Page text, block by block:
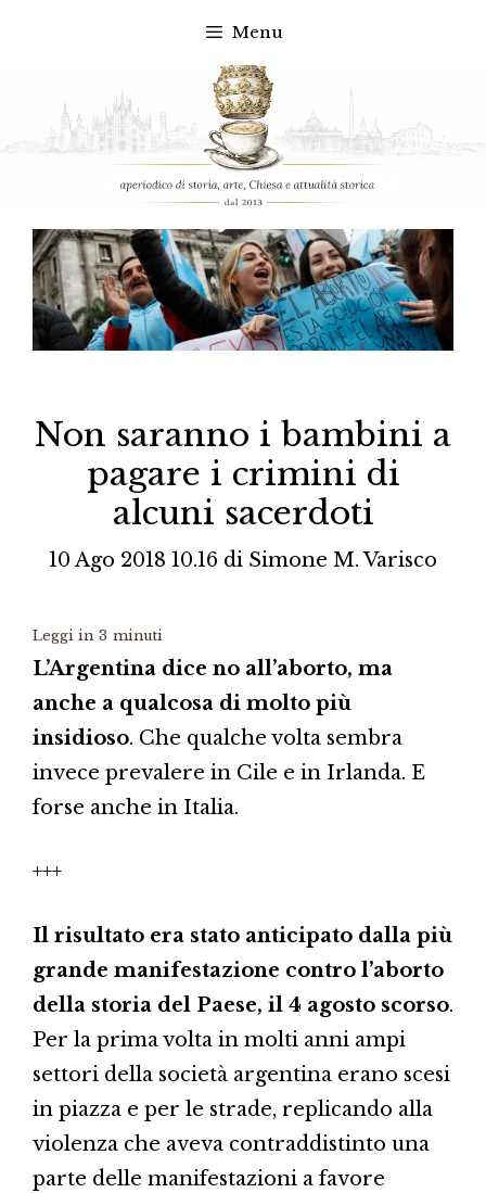
contenuto
Menu
Non saranno i bambini a
pagare i crimini di
alcuni sacerdoti
10 Ago 2018 10.16 di Simone M. Varisco
Leggi in 3 minuti
L’Argentina dice no all’aborto, ma
anche a qualcosa di molto più
insidioso. Che qualche volta sembra
invece prevalere in Cile e in Irlanda. E
forse anche in Italia.
+++
Il risultato era stato anticipato dalla più
grande manifestazione contro l’aborto
della storia del Paese, il 4 agosto scorso.
Per la prima volta in molti anni ampi
settori della società argentina erano scesi
in piazza e per le strade, replicando alla
violenza che aveva contraddistinto una
parte delle manifestazioni a favore